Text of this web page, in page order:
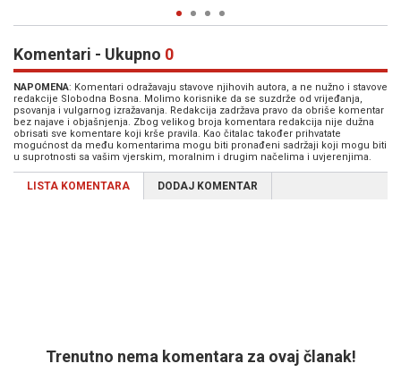
Komentari - Ukupno 0
NAPOMENA: Komentari odražavaju stavove njihovih autora, a ne nužno i stavove
redakcije Slobodna Bosna. Molimo korisnike da se suzdrže od vrijeđanja,
psovanja i vulgarnog izražavanja. Redakcija zadržava pravo da obriše komentar
bez najave i objašnjenja. Zbog velikog broja komentara redakcija nije dužna
obrisati sve komentare koji krše pravila. Kao čitalac također prihvatate
mogućnost da među komentarima mogu biti pronađeni sadržaji koji mogu biti
u suprotnosti sa vašim vjerskim, moralnim i drugim načelima i uvjerenjima.
LISTA KOMENTARA DODAJ KOMENTAR
Trenutno nema komentara za ovaj članak!